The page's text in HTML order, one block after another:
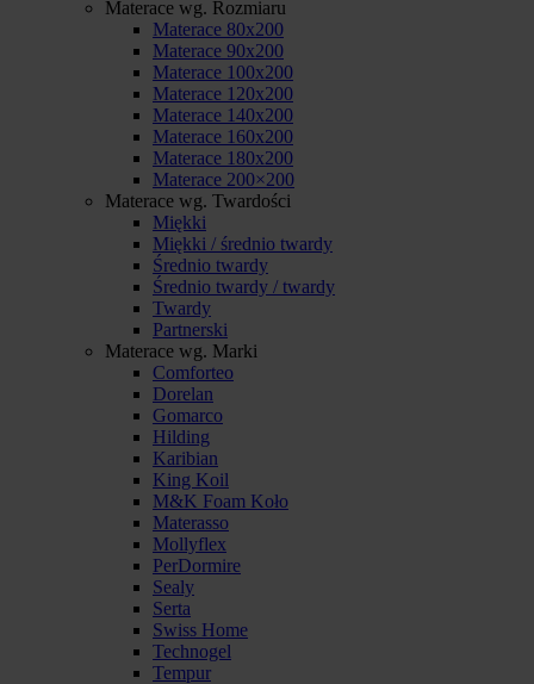
Materace wg. Rozmiaru
Materace 80x200
Materace 90x200
Materace 100x200
Materace 120x200
Materace 140x200
Materace 160x200
Materace 180x200
Materace 200×200
Materace wg. Twardości
Miękki
Miękki / średnio twardy
Średnio twardy
Średnio twardy / twardy
Twardy
Partnerski
Materace wg. Marki
Comforteo
Dorelan
Gomarco
Hilding
Karibian
King Koil
M&K Foam Koło
Materasso
Mollyflex
PerDormire
Sealy
Serta
Swiss Home
Technogel
Tempur